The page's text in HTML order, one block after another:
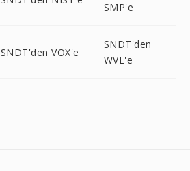
SMP'e
SNDT'den VOX'e
SNDT'den
WVE'e